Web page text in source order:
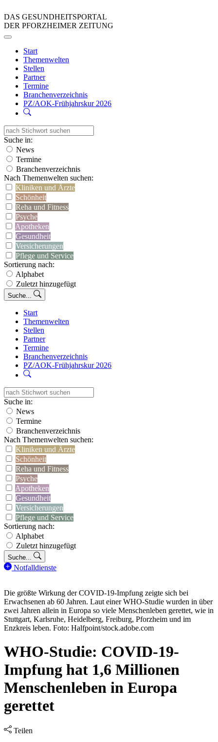
DAS GESUNDHEITSPORTAL
DER PFORZHEIMER ZEITUNG
Start
Themenwelten
Stellen
Partner
Termine
Branchenverzeichnis
PZ/AOK-Frühjahrskur 2026
Suche in:
News
Termine
Branchenverzeichnis
Nach Themenwelten suchen:
Kliniken und Ärzte
Schönheit
Reha und Fitness
Psyche
Apotheken
Gesundheit
Versicherungen
Pflege und Service
Sortierung nach:
Alphabet
Zuletzt hinzugefügt
Suche...
Start
Themenwelten
Stellen
Partner
Termine
Branchenverzeichnis
PZ/AOK-Frühjahrskur 2026
Suche in:
News
Termine
Branchenverzeichnis
Nach Themenwelten suchen:
Kliniken und Ärzte
Schönheit
Reha und Fitness
Psyche
Apotheken
Gesundheit
Versicherungen
Pflege und Service
Sortierung nach:
Alphabet
Zuletzt hinzugefügt
Suche...
Notfalldienste
Die größte Wirkung der COVID-19-Impfung zeigte sich bei
Erwachsenen ab 60 Jahren. Laut einer WHO-Studie wurden in über
zwei Jahren allein in Europa so viele Menschenleben gerettet, wie in
Stuttgart, Karlsruhe, Heidelberg, Freiburg, Pforzheim und im
Enzkreis leben. Foto: Halfpoint/stock.adobe.com
WHO-Studie: COVID-19-
Impfung hat 1,6 Millionen
Menschenleben in Europa
gerettet
Teilen